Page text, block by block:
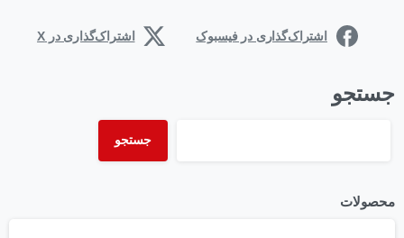
اشتراک‌گذاری در فیسبوک اشتراک‌گذاری در X
جستجو
جستجو
محصولات